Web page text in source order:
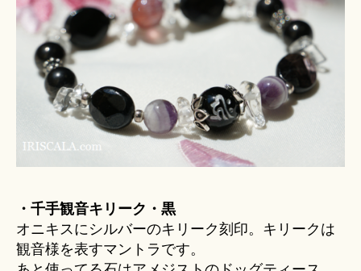
・千手観音キリーク・黒
オニキスにシルバーのキリーク刻印。キリークは
観音様を表すマントラです。